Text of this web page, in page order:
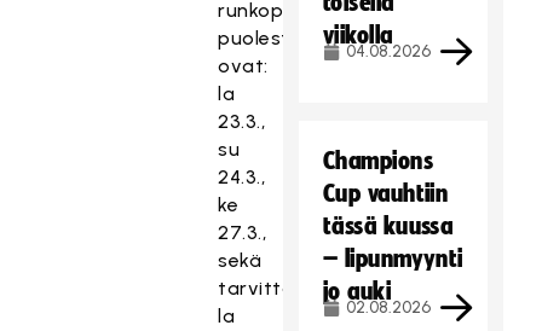
runkopelipäivät
puolestaan
ovat:
la
23.3.,
su
24.3.,
ke
27.3.,
sekä
tarvittaessa
la
viikolla
04.08.2026
Champions
Cup vauhtiin
tässä kuussa
– lipunmyynti
jo auki
02.08.2026